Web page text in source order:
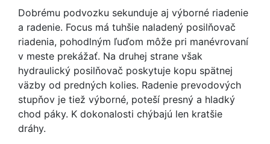
Dobrému podvozku sekunduje aj výborné riadenie
a radenie. Focus má tuhšie naladený posilňovač
riadenia, pohodlným ľuďom môže pri manévrovaní
v meste prekážať. Na druhej strane však
hydraulický posilňovač poskytuje kopu spätnej
väzby od predných kolies. Radenie prevodových
stupňov je tiež výborné, poteší presný a hladký
chod páky. K dokonalosti chýbajú len kratšie
dráhy.